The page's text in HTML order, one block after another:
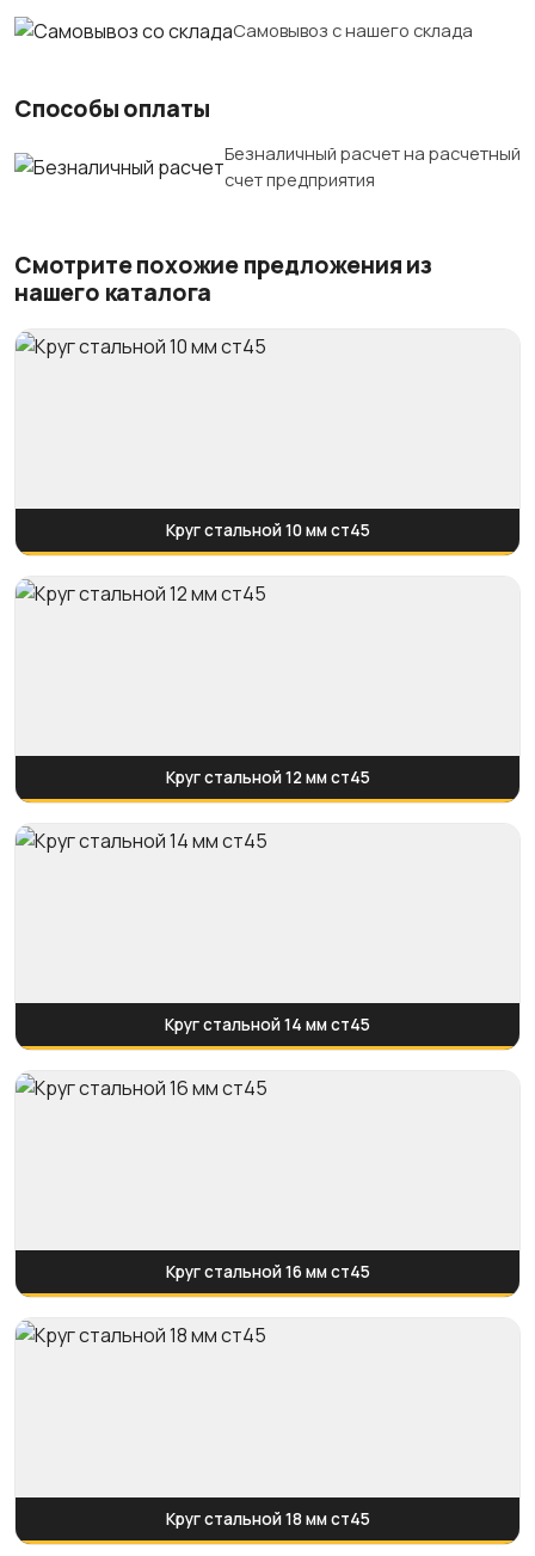
Самовывоз с нашего склада
Способы оплаты
Безналичный расчет на расчетный
счет предприятия
Смотрите похожие предложения из
нашего каталога
Круг стальной 10 мм ст45
Круг стальной 12 мм ст45
Круг стальной 14 мм ст45
Круг стальной 16 мм ст45
Круг стальной 18 мм ст45